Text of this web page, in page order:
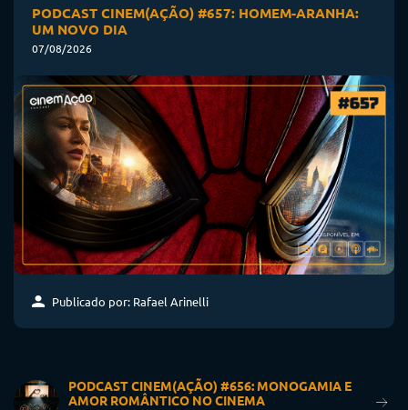
PODCAST CINEM(AÇÃO) #657: HOMEM-ARANHA:
UM NOVO DIA
07/08/2026
Publicado por: Rafael Arinelli
PODCAST CINEM(AÇÃO) #656: MONOGAMIA E
AMOR ROMÂNTICO NO CINEMA